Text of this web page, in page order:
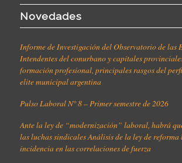
Novedades
Informe de Investigación del Observatorio de las
Intendentes del conurbano y capitales
formación profesional, principales rasgos del
elite municipal argentina
Pulso Laboral N° 8 – Primer semestre de 2026
Ante la ley de “modernización” laboral, habrá
las luchas sindicales Análisis de la ley de
incidencia en las correlaciones de fuerza